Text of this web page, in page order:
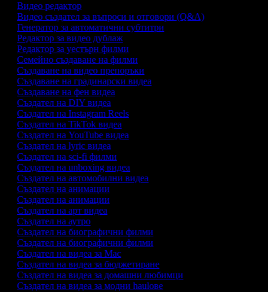
Видео редактор
Видео създател за въпроси и отговори (Q&A)
Генератор за автоматични субтитри
Редактор за видео дублаж
Редактор за уестърн филми
Семейно създаване на филми
Създаване на видео препоръки
Създаване на градинарски видеа
Създаване на фен видеа
Създател на DIY видеа
Създател на Instagram Reels
Създател на TikTok видеа
Създател на YouTube видеа
Създател на lyric видеа
Създател на sci-fi филми
Създател на unboxing видеа
Създател на автомобилни видеа
Създател на анимации
Създател на анимации
Създател на арт видеа
Създател на аутро
Създател на биографични филми
Създател на биографични филми
Създател на видеа за Mac
Създател на видеа за бюджетиране
Създател на видеа за домашни любимци
Създател на видеа за модни haulове